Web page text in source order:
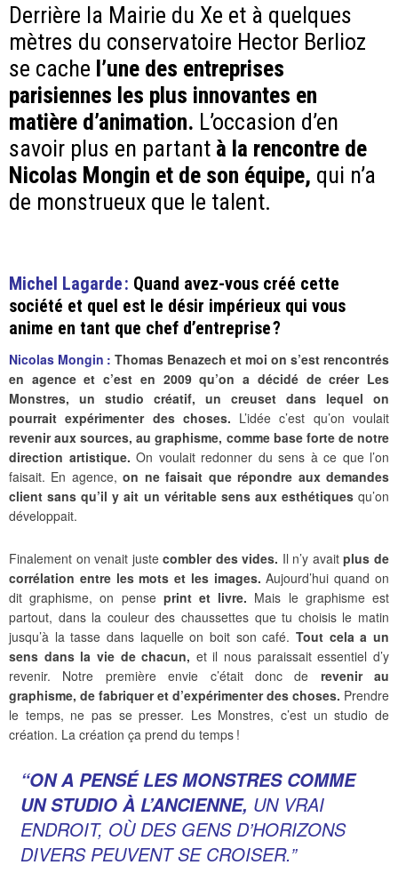
Derrière la Mairie du Xe et à quelques
mètres du conservatoire Hector Berlioz
se cache l’une des entreprises
parisiennes les plus innovantes en
matière d’animation. L’occasion d’en
savoir plus en partant à la rencontre de
Nicolas Mongin et de son équipe, qui n’a
de monstrueux que le talent.
Michel Lagarde : Quand avez-vous créé cette
société et quel est le désir impérieux qui vous
anime en tant que chef d’entreprise ?
Nicolas Mongin : Thomas Benazech et moi on s’est rencontrés
en agence et c’est en 2009 qu’on a décidé de créer Les
Monstres, un studio créatif, un creuset dans lequel on
pourrait expérimenter des choses. L’idée c’est qu’on voulait
revenir aux sources, au graphisme, comme base forte de notre
direction artistique. On voulait redonner du sens à ce que l’on
faisait. En agence,on ne faisait que répondre aux demandes
client sans qu’il y ait un véritable sens aux esthétiquesqu’on
développait.
Finalement on venait justecombler des vides. Il n’y avaitplus de
corrélation entre les mots et les images. Aujourd’hui quand on
dit graphisme, on pense print et livre. Mais le graphisme est
partout, dans la couleur des chaussettes que tu choisis le matin
jusqu’à la tasse dans laquelle on boit son café. Tout cela a un
sens dans la vie de chacun, et il nous paraissait essentiel d’y
revenir. Notre première envie c’était donc de revenir au
graphisme, de fabriquer et d’expérimenter des choses. Prendre
le temps, ne pas se presser. Les Monstres, c’est un studio de
création. La création ça prend du temps !
“ON A PENSÉ LES MONSTRES COMME
UN STUDIO À L’ANCIENNE, UN VRAI
ENDROIT, OÙ DES GENS D’HORIZONS
DIVERS PEUVENT SE CROISER.”